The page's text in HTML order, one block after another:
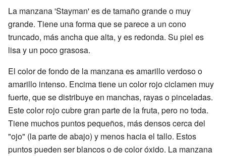
La manzana 'Stayman' es de tamaño grande o muy
grande. Tiene una forma que se parece a un cono
truncado, más ancha que alta, y es redonda. Su piel es
lisa y un poco grasosa.
El color de fondo de la manzana es amarillo verdoso o
amarillo intenso. Encima tiene un color rojo ciclamen muy
fuerte, que se distribuye en manchas, rayas o pinceladas.
Este color rojo cubre gran parte de la fruta, pero no toda.
Tiene muchos puntos pequeños, más densos cerca del
"ojo" (la parte de abajo) y menos hacia el tallo. Estos
puntos pueden ser blancos o de color óxido. La manzana